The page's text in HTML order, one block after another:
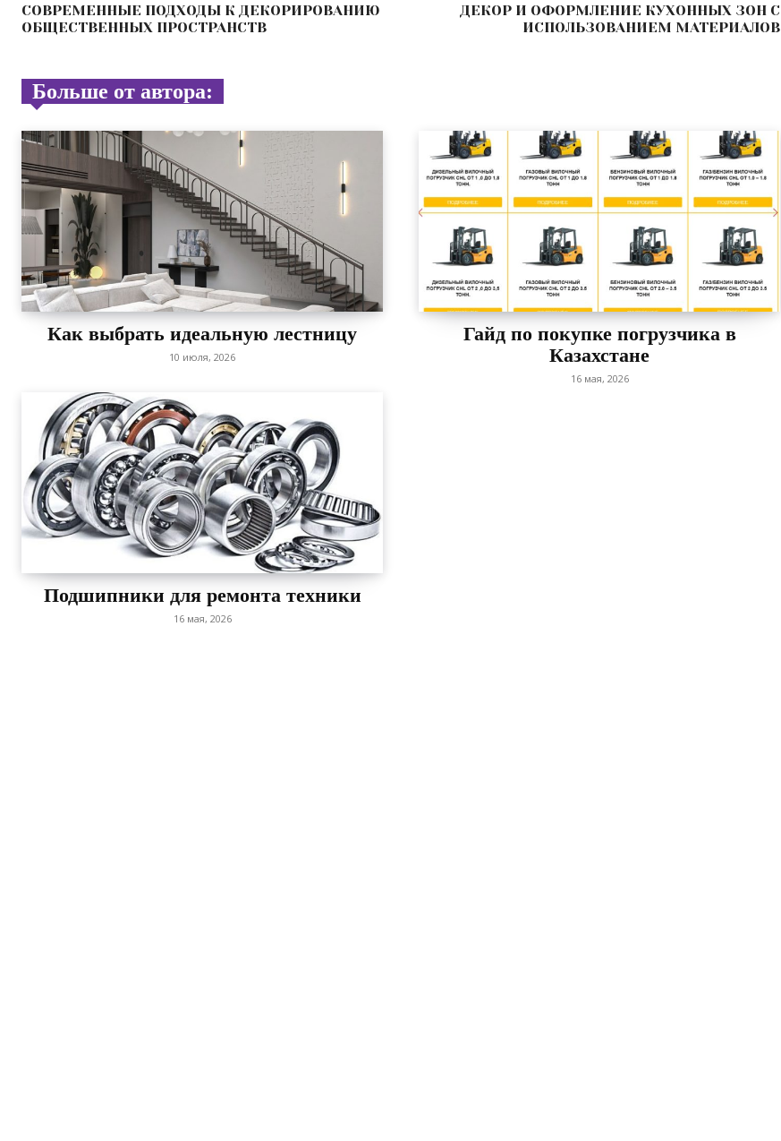
СОВРЕМЕННЫЕ ПОДХОДЫ К ДЕКОРИРОВАНИЮ
ОБЩЕСТВЕННЫХ ПРОСТРАНСТВ
ДЕКОР И ОФОРМЛЕНИЕ КУХОННЫХ ЗОН С
ИСПОЛЬЗОВАНИЕМ МАТЕРИАЛОВ
Больше от автора:
Как выбрать идеальную лестницу
10 июля, 2026
Гайд по покупке погрузчика в
Казахстане
16 мая, 2026
Подшипники для ремонта техники
16 мая, 2026